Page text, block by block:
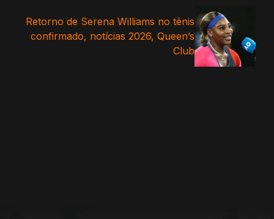
Retorno de Serena Williams no tênis
confirmado, notícias 2026, Queen’s
Club